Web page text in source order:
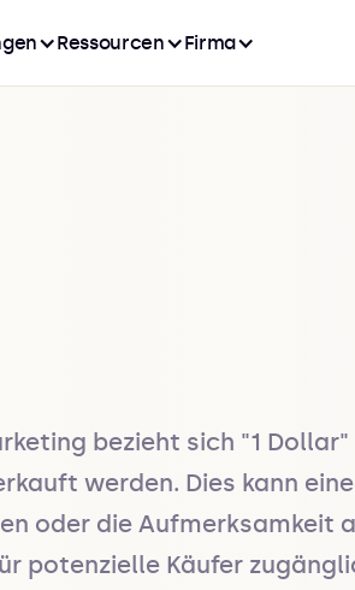
Ressourcen Firma
bezieht sich "1
werden. Dies kann
oder die Aufmerksamkeit
potenzielle Käufer